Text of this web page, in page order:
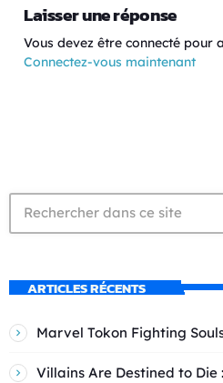
Laisser une réponse
Vous devez être connecté pour
Connectez-vous maintenant
ARTICLES RÉCENTS
Marvel Tokon Fighting
Villains Are Destined to Die